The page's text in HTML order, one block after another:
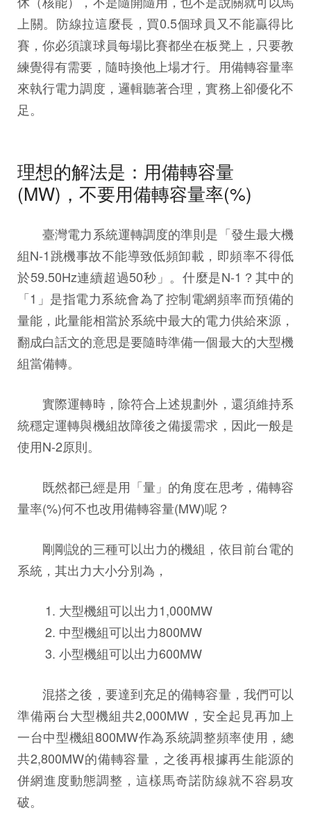
上關。防線拉這麼長，買0.5個球員又不能贏得比
賽，你必須讓球員每場比賽都坐在板凳上，只要教
練覺得有需要，隨時換他上場才行。用備轉容量率
來執行電力調度，邏輯聽著合理，實務上卻優化不
足。
理想的解法是：用備轉容量
(MW)，不要用備轉容量率(%)
臺灣電力系統運轉調度的準則是「發生最大機
組N-1跳機事故不能導致低頻卸載，即頻率不得低
於59.50Hz連續超過50秒」。什麼是N-1？其中的
「1」是指電力系統會為了控制電網頻率而預備的
量能，此量能相當於系統中最大的電力供給來源，
翻成白話文的意思是要隨時準備一個最大的大型機
組當備轉。
實際運轉時，除符合上述規劃外，還須維持系
統穩定運轉與機組故障後之備援需求，因此一般是
使用N-2原則。
既然都已經是用「量」的角度在思考，備轉容
量率(%)何不也改用備轉容量(MW)呢？
剛剛說的三種可以出力的機組，依目前台電的
系統，其出力大小分別為，
1. 大型機組可以出力1,000MW
2. 中型機組可以出力800MW
3. 小型機組可以出力600MW
混搭之後，要達到充足的備轉容量，我們可以
準備兩台大型機組共2,000MW，安全起見再加上
一台中型機組800MW作為系統調整頻率使用，總
共2,800MW的備轉容量，之後再根據再生能源的
併網進度動態調整，這樣馬奇諾防線就不容易攻
破。